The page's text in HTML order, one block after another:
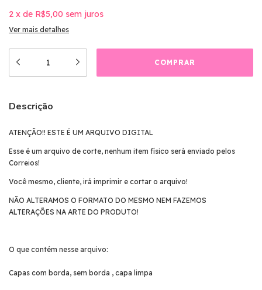
2 x de R$5,00 sem juros
Ver mais detalhes
Descrição
ATENÇÃO!! ESTE É UM ARQUIVO DIGITAL
Esse é um arquivo de corte, nenhum item físico será enviado pelos
Correios!
Você mesmo, cliente, irá imprimir e cortar o arquivo!
NÃO ALTERAMOS O FORMATO DO MESMO NEM FAZEMOS
ALTERAÇÕES NA ARTE DO PRODUTO!
O que contém nesse arquivo:
Capas com borda, sem borda , capa limpa